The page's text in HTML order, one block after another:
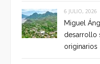
6 JULIO, 2026
Miguel
desarrollo
originarios